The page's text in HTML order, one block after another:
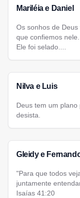
Mariléia e Daniel
Os sonhos de
que confiemos
Ele foi selado....
Nilva e Luis
Deus tem um
desista.
Gleidy e
"Para que todos
juntamente
Isaías 41:20